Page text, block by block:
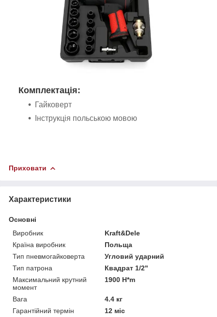
Комплектація:
Гайковерт
Інструкція польською мовою
Приховати
Характеристики
Основні
Виробник
Kraft&Dele
Країна виробник
Польща
Тип пневмогайковерта
Угловий ударний
Тип патрона
Квадрат 1/2"
Максимальний крутний
момент
1900 H*m
Вага
4.4 кг
Гарантійний термін
12 міс